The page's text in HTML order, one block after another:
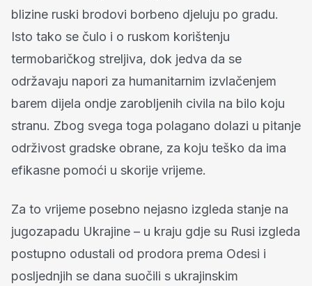
blizine ruski brodovi borbeno djeluju po gradu.
Isto tako se čulo i o ruskom korištenju
termobaričkog streljiva, dok jedva da se
održavaju napori za humanitarnim izvlačenjem
barem dijela ondje zarobljenih civila na bilo koju
stranu. Zbog svega toga polagano dolazi u pitanje
održivost gradske obrane, za koju teško da ima
efikasne pomoći u skorije vrijeme.
Za to vrijeme posebno nejasno izgleda stanje na
jugozapadu Ukrajine – u kraju gdje su Rusi izgleda
postupno odustali od prodora prema Odesi i
posljednjih se dana suočili s ukrajinskim